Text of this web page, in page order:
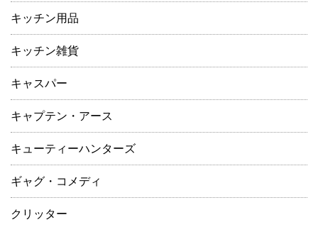
キッチン用品
キッチン雑貨
キャスパー
キャプテン・アース
キューティーハンターズ
ギャグ・コメディ
クリッター